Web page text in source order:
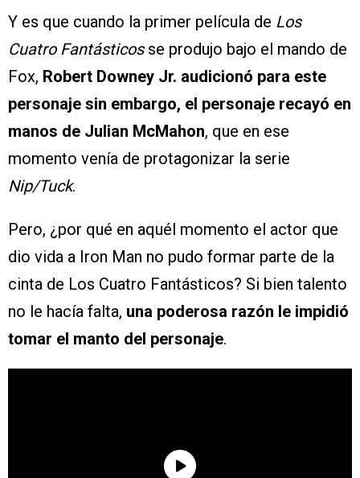
Y es que cuando la primer película de Los
Cuatro Fantásticosse produjo bajo el mando de
Fox, Robert Downey Jr. audicionó para este
personaje sin embargo, el personaje recayó en
manos de Julian McMahon, que en ese
momento venía de protagonizar la serie
Nip/Tuck.
Pero, ¿por qué en aquél momento el actor que
dio vida a Iron Man no pudo formar parte de la
cinta de Los Cuatro Fantásticos? Si bien talento
no le hacía falta, una poderosa razón le impidió
tomar el manto del personaje.